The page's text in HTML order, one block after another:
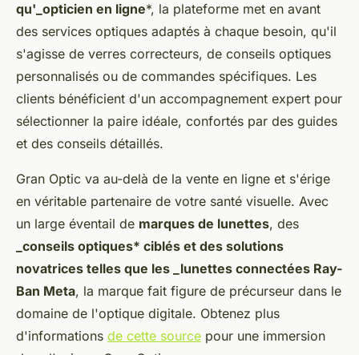
qu'_opticien en ligne*, la plateforme met en avant
des services optiques adaptés à chaque besoin, qu'il
s'agisse de verres correcteurs, de conseils optiques
personnalisés ou de commandes spécifiques. Les
clients bénéficient d'un accompagnement expert pour
sélectionner la paire idéale, confortés par des guides
et des conseils détaillés.
Gran Optic va au-delà de la vente en ligne et s'érige
en véritable partenaire de votre santé visuelle. Avec
un large éventail de marques de lunettes, des
_conseils optiques* ciblés et des solutions
novatrices telles que les _lunettes connectées Ray-
Ban Meta, la marque fait figure de précurseur dans le
domaine de l'optique digitale. Obtenez plus
d'informations de cette source pour une immersion